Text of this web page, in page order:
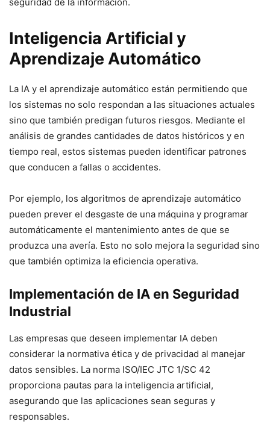
Inteligencia Artificial y
Aprendizaje Automático
La IA y el aprendizaje automático están permitiendo que
los sistemas no solo respondan a las situaciones actuales
sino que también predigan futuros riesgos. Mediante el
análisis de grandes cantidades de datos históricos y en
tiempo real, estos sistemas pueden identificar patrones
que conducen a fallas o accidentes.
Por ejemplo, los algoritmos de aprendizaje automático
pueden prever el desgaste de una máquina y programar
automáticamente el mantenimiento antes de que se
produzca una avería. Esto no solo mejora la seguridad sino
que también optimiza la eficiencia operativa.
Implementación de IA en Seguridad
Industrial
Las empresas que deseen implementar IA deben
considerar la normativa ética y de privacidad al manejar
datos sensibles. La norma ISO/IEC JTC 1/SC 42
proporciona pautas para la inteligencia artificial,
asegurando que las aplicaciones sean seguras y
responsables.